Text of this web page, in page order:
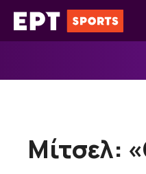
Μετάβαση
σε
Μίτσελ: